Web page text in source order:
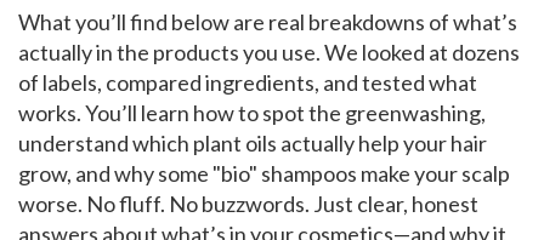
What you’ll find below are real breakdowns of what’s
actually in the products you use. We looked at dozens
of labels, compared ingredients, and tested what
works. You’ll learn how to spot the greenwashing,
understand which plant oils actually help your hair
grow, and why some "bio" shampoos make your scalp
worse. No fluff. No buzzwords. Just clear, honest
answers about what’s in your cosmetics—and why it